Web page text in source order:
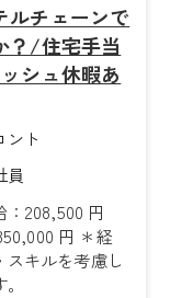
ルチェーンで
？/住宅手当
シュ休暇あ
ント
員
：208,500 円
円 ＊経
スキルを考慮し